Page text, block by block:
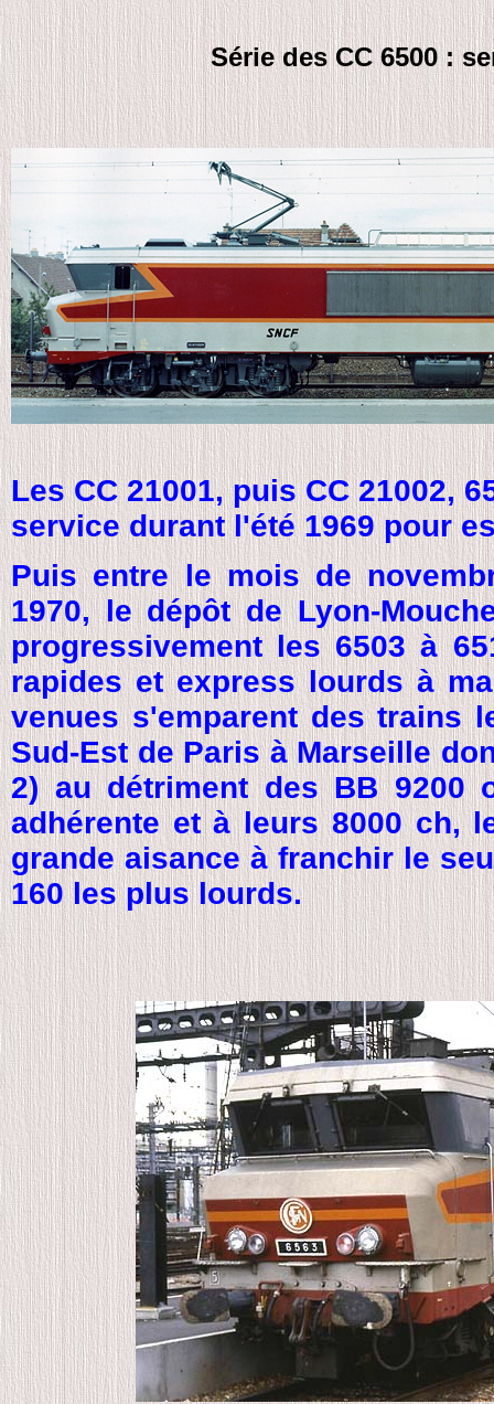
Série des CC 6500 :
Les CC 21001, puis CC 21002,
service durant l'été 1969 pour
Puis entre le mois de
1970, le dépôt de Lyon-
progressivement les 6503 à
rapides et express lourds à
venues s'emparent des trains
Sud-Est de Paris à Marseille
2) au détriment des BB 9200
adhérente et à leurs 8000 ch,
grande aisance à franchir le
160 les plus lourds.